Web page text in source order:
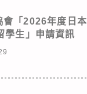
會「2026年度日本
學生」申請資訊